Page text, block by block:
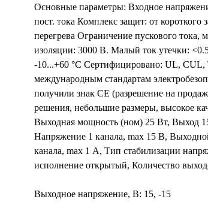
Основные параметры: Входное
пост. тока Комплекс защит: от
перегрева Ограничение пускового тока,
изоляции: 3000 В. Малый ток утечки:
-10...+60 °C Сертифицировано: UL,
международным стандартам
получили знак CE (разрешение на
решения, небольшие размеры, высокое
Выходная мощность (ном) 25 Вт, Выход
Напряжение 1 канала, max 15 В,
канала, max 1 А, Тип стабилизации
исполнение открытый, Количество
Выходное напряжение, В: 15, -15